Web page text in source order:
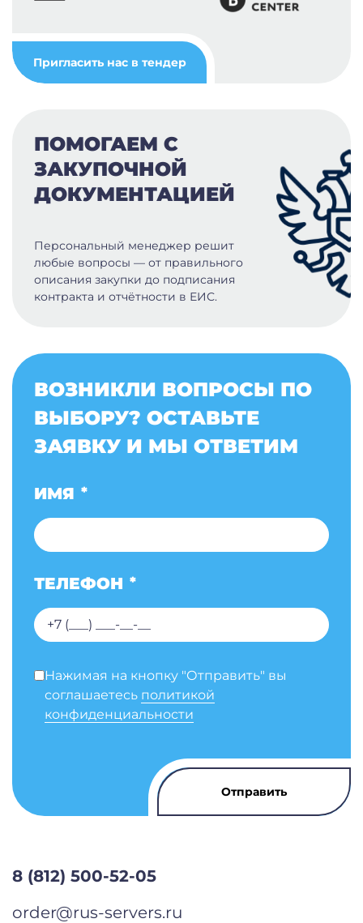
Пригласить нас в тендер
ПОМОГАЕМ С
ЗАКУПОЧНОЙ
ДОКУМЕНТАЦИЕЙ
Персональный менеджер решит
любые вопросы — от правильного
описания закупки до подписания
контракта и отчётности в ЕИС.
ВОЗНИКЛИ ВОПРОСЫ ПО
ВЫБОРУ? ОСТАВЬТЕ
ЗАЯВКУ И МЫ ОТВЕТИМ
ИМЯ *
ТЕЛЕФОН *
Нажимая на кнопку "Отправить" вы
соглашаетесь политикой
конфиденциальности
8 (812) 500-52-05
order@rus-servers.ru